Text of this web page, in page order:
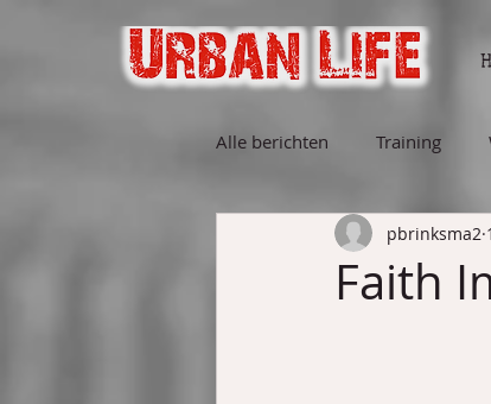
Alle berichten Training
Faith
pbrinksma2